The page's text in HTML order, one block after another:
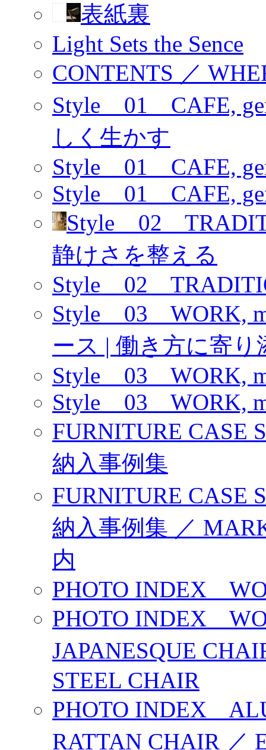
表紙裏
Light Sets the Sence
CONTENTS ／
Style _ 01 CAFE,
しく生かす
Style _ 01 CAFE,
Style _ 01 CAFE,
Style _ 02
静けさを整える
Style _ 02
Style _ 03 WORK,
ース | 働き方に寄り
Style _ 03 WORK,
Style _ 03 WORK,
FURNITURE
納入事例集
FURNITURE
納入事例集 ／
内
PHOTO INDEX
PHOTO INDEX
JAPANESQUE
STEEL CHAIR
PHOTO INDEX
RATTAN CHAIR ／